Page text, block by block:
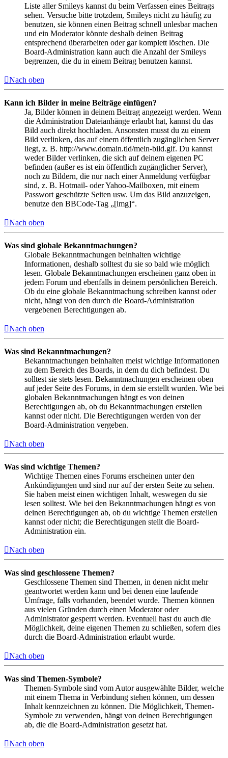
Liste aller Smileys kannst du beim Verfassen eines Beitrags
sehen. Versuche bitte trotzdem, Smileys nicht zu häufig zu
benutzen, sie können einen Beitrag schnell unlesbar machen
und ein Moderator könnte deshalb deinen Beitrag
entsprechend überarbeiten oder gar komplett löschen. Die
Board-Administration kann auch die Anzahl der Smileys
begrenzen, die du in einem Beitrag benutzen kannst.
Nach oben
Kann ich Bilder in meine Beiträge einfügen?
Ja, Bilder können in deinem Beitrag angezeigt werden. Wenn
die Administration Dateianhänge erlaubt hat, kannst du das
Bild auch direkt hochladen. Ansonsten musst du zu einem
Bild verlinken, das auf einem öffentlich zugänglichen Server
liegt, z. B. http://www.domain.tld/mein-bild.gif. Du kannst
weder Bilder verlinken, die sich auf deinem eigenen PC
befinden (außer es ist ein öffentlich zugänglicher Server),
noch zu Bildern, die nur nach einer Anmeldung verfügbar
sind, z. B. Hotmail- oder Yahoo-Mailboxen, mit einem
Passwort geschützte Seiten usw. Um das Bild anzuzeigen,
benutze den BBCode-Tag „[img]“.
Nach oben
Was sind globale Bekanntmachungen?
Globale Bekanntmachungen beinhalten wichtige
Informationen, deshalb solltest du sie so bald wie möglich
lesen. Globale Bekanntmachungen erscheinen ganz oben in
jedem Forum und ebenfalls in deinem persönlichen Bereich.
Ob du eine globale Bekanntmachung schreiben kannst oder
nicht, hängt von den durch die Board-Administration
vergebenen Berechtigungen ab.
Nach oben
Was sind Bekanntmachungen?
Bekanntmachungen beinhalten meist wichtige Informationen
zu dem Bereich des Boards, in dem du dich befindest. Du
solltest sie stets lesen. Bekanntmachungen erscheinen oben
auf jeder Seite des Forums, in dem sie erstellt wurden. Wie bei
globalen Bekanntmachungen hängt es von deinen
Berechtigungen ab, ob du Bekanntmachungen erstellen
kannst oder nicht. Die Berechtigungen werden von der
Board-Administration vergeben.
Nach oben
Was sind wichtige Themen?
Wichtige Themen eines Forums erscheinen unter den
Ankündigungen und sind nur auf der ersten Seite zu sehen.
Sie haben meist einen wichtigen Inhalt, weswegen du sie
lesen solltest. Wie bei den Bekanntmachungen hängt es von
deinen Berechtigungen ab, ob du wichtige Themen erstellen
kannst oder nicht; die Berechtigungen stellt die Board-
Administration ein.
Nach oben
Was sind geschlossene Themen?
Geschlossene Themen sind Themen, in denen nicht mehr
geantwortet werden kann und bei denen eine laufende
Umfrage, falls vorhanden, beendet wurde. Themen können
aus vielen Gründen durch einen Moderator oder
Administrator gesperrt werden. Eventuell hast du auch die
Möglichkeit, deine eigenen Themen zu schließen, sofern dies
durch die Board-Administration erlaubt wurde.
Nach oben
Was sind Themen-Symbole?
Themen-Symbole sind vom Autor ausgewählte Bilder, welche
mit einem Thema in Verbindung stehen können, um dessen
Inhalt kennzeichnen zu können. Die Möglichkeit, Themen-
Symbole zu verwenden, hängt von deinen Berechtigungen
ab, die die Board-Administration gesetzt hat.
Nach oben